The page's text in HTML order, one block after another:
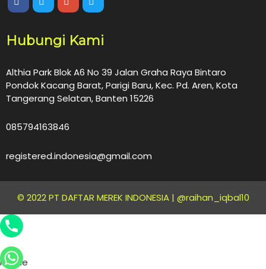
Hubungi Kami
Althia Park Blok A6 No 39 Jalan Graha Raya Bintaro
Pondok Kacang Barat, Parigi Baru, Kec. Pd. Aren, Kota
Tangerang Selatan, Banten 15226
085794163846
registered.indonesia@gmail.com
© 2022 PT DAFTAR MEREK INDONESIA | @raihan_iqbal10
Phone
Phone
WhatsApp